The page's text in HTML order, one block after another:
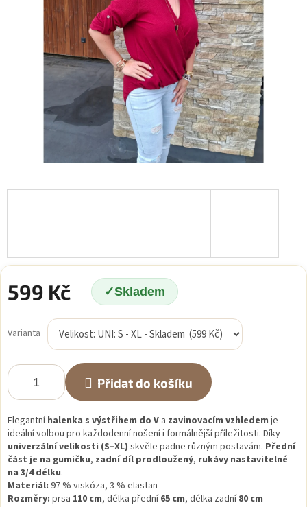
599 Kč Skladem
cena:
Varianta
Přidat do košíku
Elegantníhalenka s výstřihem do V a zavinovacím vzhledem je
ideální volbou pro každodenní nošení i formálnější příležitosti. Díky
univerzální velikosti (S–XL) skvěle padne různým postavám. Přední
část je na gumičku, zadní díl prodloužený, rukávy nastavitelné
na 3/4 délku.
Materiál: 97 % viskóza, 3 % elastan
Rozměry: prsa 110 cm, délka přední65 cm, délka zadní80 cm